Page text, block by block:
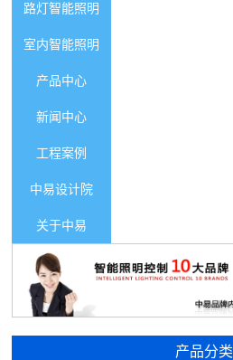
路灯智能照明
室内智能照明
产品中心
新闻中心
工程案例
中易设计院
关于中易
产品分类